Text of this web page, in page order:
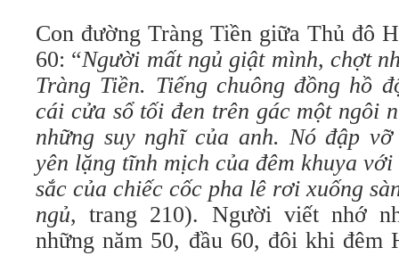
Con đường Tràng Tiền giữa Thủ đô
60: “Người mất ngủ giật mình, chợt
Tràng Tiền. Tiếng chuông đồng hồ
cái cửa sổ tối đen trên gác một ngôi
những suy nghĩ của anh. Nó đập
yên lặng tĩnh mịch của đêm khuya
sắc của chiếc cốc pha lê rơi xuống
ngủ, trang 210). Người viết nhớ
những năm 50, đầu 60, đôi khi đêm